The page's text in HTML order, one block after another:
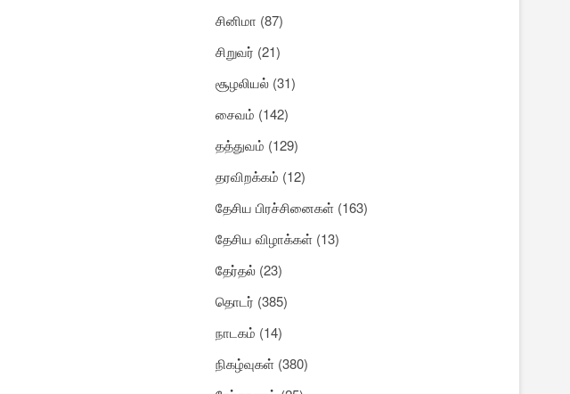
சினிமா (87)
சிறுவர் (21)
சூழலியல் (31)
சைவம் (142)
தத்துவம் (129)
தரவிறக்கம் (12)
தேசிய பிரச்சினைகள் (163)
தேசிய விழாக்கள் (13)
தேர்தல் (23)
தொடர் (385)
நாடகம் (14)
நிகழ்வுகள் (380)